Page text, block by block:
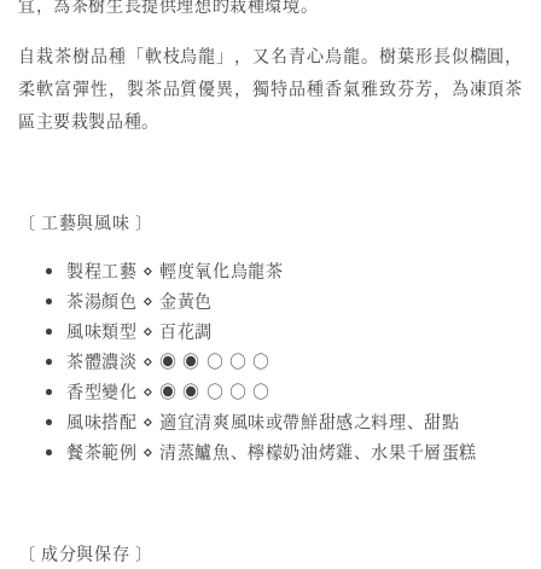
自栽茶樹品種「軟枝烏龍」，又名青心烏龍。樹葉形長似橢圓，
柔軟富彈性，製茶品質優異，獨特品種香氣雅致芬芳，為凍頂茶
區主要栽製品種。
〔 工藝與風味 〕
製程工藝 ⋄ 輕度氧化烏龍茶
茶湯顏色 ⋄ 金黃色
風味類型 ⋄ 百花調
茶體濃淡 ⋄ ◉ ◉ ○ ○ ○
香型變化 ⋄ ◉ ◉ ○ ○ ○
風味搭配 ⋄ 適宜清爽風味或帶鮮甜感之料理、甜點
餐茶範例 ⋄ 清蒸鱸魚、檸檬奶油烤雞、水果千層蛋糕
〔 成分與保存 〕